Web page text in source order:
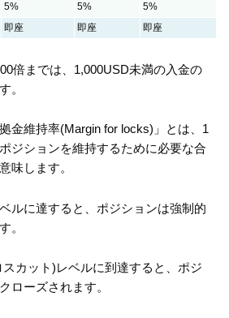
5% 5%
5%
即座 即座 即座
倍までは、1,000USD未満の入金の
。
金維持率(Margin for locks)」とは、1
ジションを維持するために必要な合
味します。
ルに達すると、ポジションは強制的
。
カット)レベルに到達すると、ポジ
ローズされます。